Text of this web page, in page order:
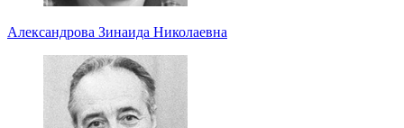
Александрова Зинаида Николаевна